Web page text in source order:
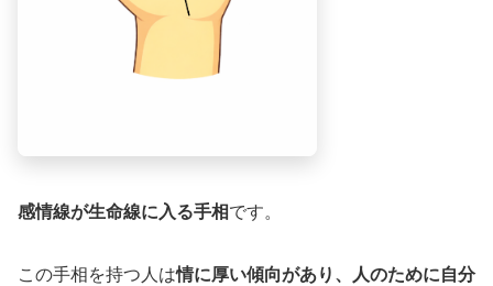
感情線が生命線に入る手相です。
この手相を持つ人は情に厚い傾向があり、人のために自分